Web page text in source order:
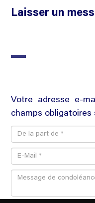
Laisser un
Votre adresse e-
champs